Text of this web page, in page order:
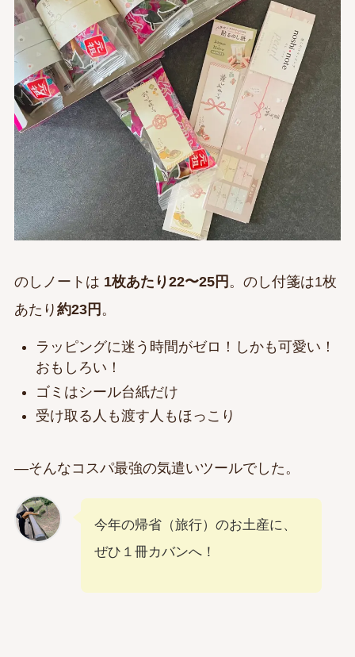
のしノートは 1枚あたり22〜25円 。のし付箋は1枚
あたり 約23円 。
ラッピングに迷う時間がゼロ！しかも可愛い！
おもしろい！
ゴミはシール台紙だけ
受け取る人も渡す人もほっこり
―そんなコスパ最強の気遣いツールでした。
今年の帰省（旅行）のお土産に、
ぜひ１冊カバンへ！